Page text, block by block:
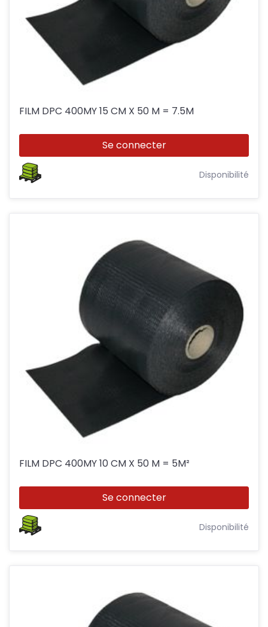
FILM DPC 400MY 15 CM X 50 M = 7.5M
Se connecter
Disponibilité
FILM DPC 400MY 10 CM X 50 M = 5M²
Se connecter
Disponibilité